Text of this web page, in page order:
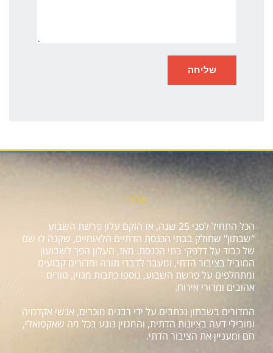
אודות
הכל התחיל לפני 25 שנה, אז הוקם עלון פרשת השבוע
"שבתון" שחולק בבתי הכנסת הדתיים הלאומיים, שקנה לו שם
של כבוד על דלפקי בתי הכנסת. מאז, העלון הפך לשבועון
המוביל בציבור הדתי, ומעבר לדברי תורה ומדורים קבועים
ומתחלפים על פרשת השבוע, נוספו כתבות מגזין, טורים
אהובים ומדורי אירוח.
המדורים בשבתון נכתבים על ידי רבנים מוכרים, אנשי אקדמיה
ומובילי דעה בציונות הדתית, והמגזין נוגע בכל מה שאקטואלי,
חם ומעניין את הציבור הדתי.